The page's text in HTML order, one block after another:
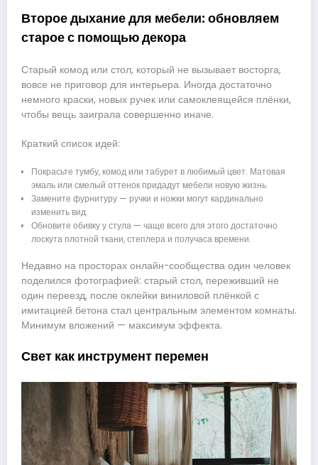
Второе дыхание для мебели: обновляем
старое с помощью декора
Старый комод или стол, который не вызывает восторга,
вовсе не приговор для интерьера. Иногда достаточно
немного краски, новых ручек или самоклеящейся плёнки,
чтобы вещь заиграла совершенно иначе.
Краткий список идей:
Покрасьте тумбу, комод или табурет в любимый цвет. Матовая
эмаль или смелый оттенок придадут мебели новую жизнь.
Замените фурнитуру — ручки и ножки могут кардинально
изменить вид.
Обновите обивку у стула — чаще всего для этого достаточно
лоскута плотной ткани, степлера и получаса времени.
Недавно на просторах онлайн-сообщества один человек
поделился фотографией: старый стол, переживший не
один переезд, после оклейки виниловой плёнкой с
имитацией бетона стал центральным элементом комнаты.
Минимум вложений — максимум эффекта.
Свет как инструмент перемен